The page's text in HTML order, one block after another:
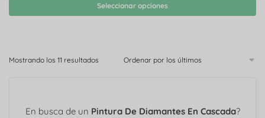
Seleccionar opciones
Mostrando los 11 resultados
En busca de un Pintura De Diamantes En Cascada?